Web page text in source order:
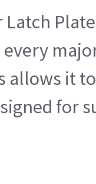
Latch
allows it
for